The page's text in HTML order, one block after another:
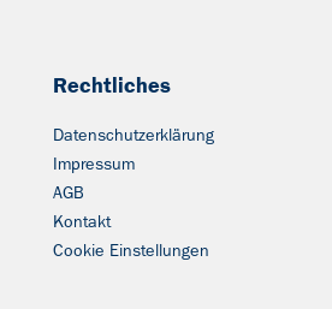
Rechtliches
Datenschutzerklärung
Impressum
AGB
Kontakt
Cookie Einstellungen